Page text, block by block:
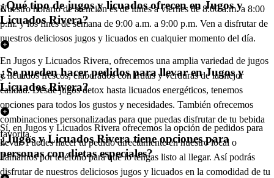
Nuestro horario de atención es de lunes a viernes de 8:00 a.m. a 8:00
p.m. y los fines de semana de 9:00 a.m. a 9:00 p.m. Ven a disfrutar de
nuestros deliciosos jugos y licuados en cualquier momento del día.
¿Qué tipo de jugos y licuados ofrecen en Jugos y
Licuados Rivera?
En Jugos y Licuados Rivera, ofrecemos una amplia variedad de jugos
y licuados frescos, elaborados con frutas y verduras de la mejor
calidad. Desde jugos detox hasta licuados energéticos, tenemos
opciones para todos los gustos y necesidades. También ofrecemos
combinaciones personalizadas para que puedas disfrutar de tu bebida
favorita.
¿Se pueden hacer pedidos para llevar en Jugos y
Licuados Rivera?
Sí, en Jugos y Licuados Rivera ofrecemos la opción de pedidos para
llevar. Puedes hacer tu pedido directamente en nuestro local o
llamarnos por teléfono para que lo tengas listo al llegar. Así podrás
disfrutar de nuestros deliciosos jugos y licuados en la comodidad de tu
¿Jugos y Licuados Rivera tiene opciones para
personas con dietas especiales?